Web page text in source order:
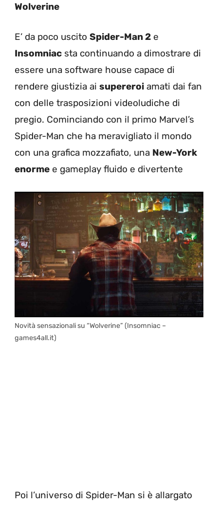
Wolverine
E’ da poco uscito Spider-Man 2 e
Insomniac sta continuando a dimostrare di
essere una software house capace di
rendere giustizia ai supereroi amati dai fan
con delle trasposizioni videoludiche di
pregio. Cominciando con il primo Marvel’s
Spider-Man che ha meravigliato il mondo
con una grafica mozzafiato, una New-York
enorme e gameplay fluido e divertente
Novità sensazionali su “Wolverine” (Insomniac –
games4all.it)
Poi l’universo di Spider-Man si è allargato